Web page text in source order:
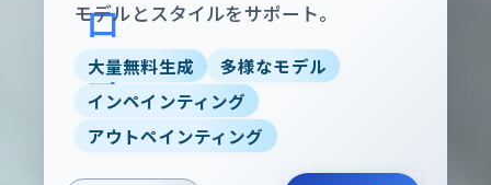
モデルとスタイルをサポート。
大量無料生成
多様なモデル
インペインティング
アウトペインティング